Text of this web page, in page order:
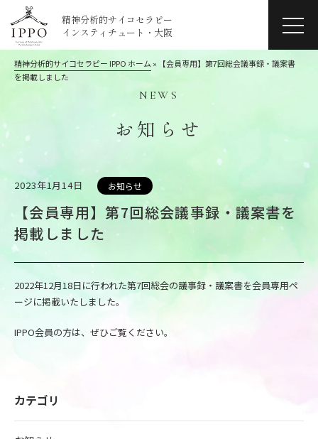
精神分析的サイコセラピー
インスティチュート・大阪
精神分析的サイコセラピー IPPO ホーム »
【会員専用】第7回総会議事録・議案書
を掲載しました
NEWS
お知らせ
2023年1月14日 お知らせ
【会員専用】第7回総会議事録・議案書を
掲載しました
2022年12月18日に行われた第7回総会の議事録・議案書を会員専用ペ
ージに掲載いたしました。
IPPO会員の方は、ぜひご覧ください。
カテゴリ